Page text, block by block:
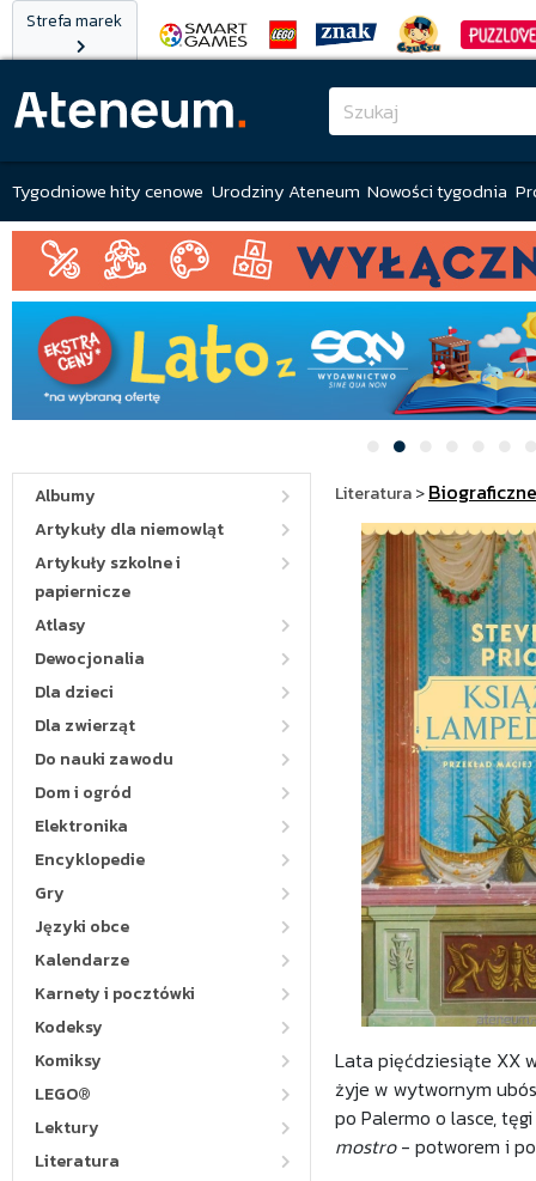
Strefa marek
Tygodniowe hity cenowe Urodziny Ateneum Nowości tygodnia
Albumy
Artykuły dla niemowląt
Artykuły szkolne i
papiernicze
Atlasy
Dewocjonalia
Dla dzieci
Dla zwierząt
Do nauki zawodu
Dom i ogród
Elektronika
Encyklopedie
Gry
Języki obce
Kalendarze
Karnety i pocztówki
Kodeksy
Komiksy
LEGO®
Lektury
Literatura
Literatura>Biograficzne
Lata pięćdziesiąte XX
żyje w wytwornym
po Palermo o lasce,
mostro- potworem i